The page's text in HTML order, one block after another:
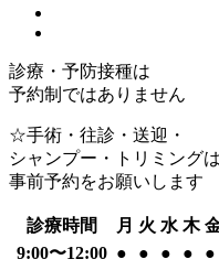
診療・予防接種は
予約制ではありません
☆手術・往診・送迎・
シャンプー・トリミングは
事前予約をお願いします
診療時間 月 火 水 木
9:00〜12:00 ● ● ● ● ●